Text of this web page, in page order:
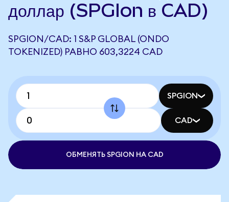
доллар (SPGIon в CAD)
SPGION/CAD: 1 S&P GLOBAL (ONDO
TOKENIZED) РАВНО 603,3224 CAD
SPGION
CAD
ОБМЕНЯТЬ SPGION НА CAD